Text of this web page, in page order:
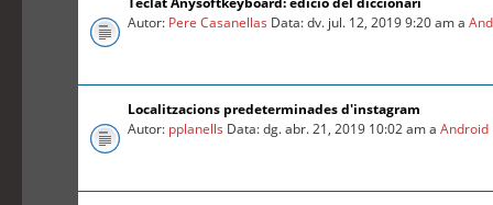
Autor: Pere Casanellas Data: dv. jul. 12, 2019 9:20 am a
Localitzacions predeterminades d'instagram
Autor: pplanells Data: dg. abr. 21, 2019 10:02 am aAndroid